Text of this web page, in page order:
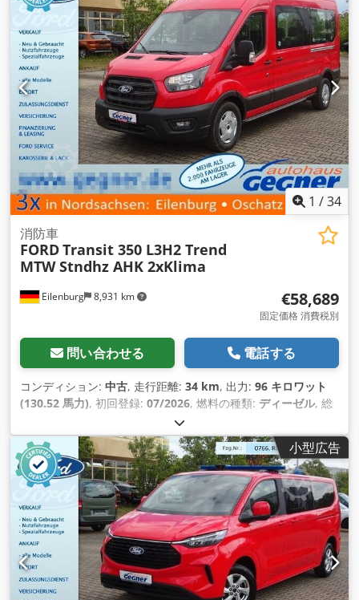
1 /34
Eilenburg 8,931 km
消防車
FORDTransit 350 L3H2 Trend
MTW Stndhz AHK 2xKlima
€58,689
固定価格 消費税別
問い合わせる 電話する
コンディション: 中古, 走行距離: 34 km, 出力: 96 キロワット
(130.52 馬力), 初回登録: 07/2026, 燃料の種類: ディーゼル, 総
, 色:
ク, 座席数:9, 全長:5,981 mm, 全幅:2,533 mm, 全高:2,448
mm, 装備: ABS（アンチロック・ブレーキ・システム）, すす
フィルター, エアコン, セントラルロック, ナビゲーションシス
テム, パーキングヒーター, 電子安定制御プログラム (ESP),
小型広告